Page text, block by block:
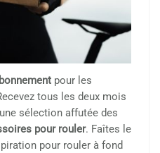
pour les
tous les deux mois
sélection affutée des
pour rouler. Faîtes le
pour rouler à fond